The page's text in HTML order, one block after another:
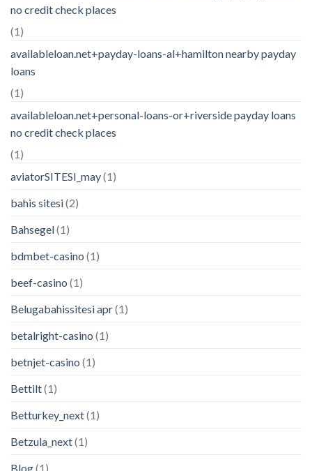
no credit check places
(1)
availableloan.net+payday-loans-al+hamilton nearby payday
loans
(1)
availableloan.net+personal-loans-or+riverside payday loans
no credit check places
(1)
aviatorSITESI_may(1)
bahis sitesi(2)
Bahsegel(1)
bdmbet-casino (1)
beef-casino (1)
Belugabahissitesi apr(1)
betalright-casino (1)
betnjet-casino (1)
Bettilt(1)
Betturkey_next(1)
Betzula_next(1)
Blog(1)